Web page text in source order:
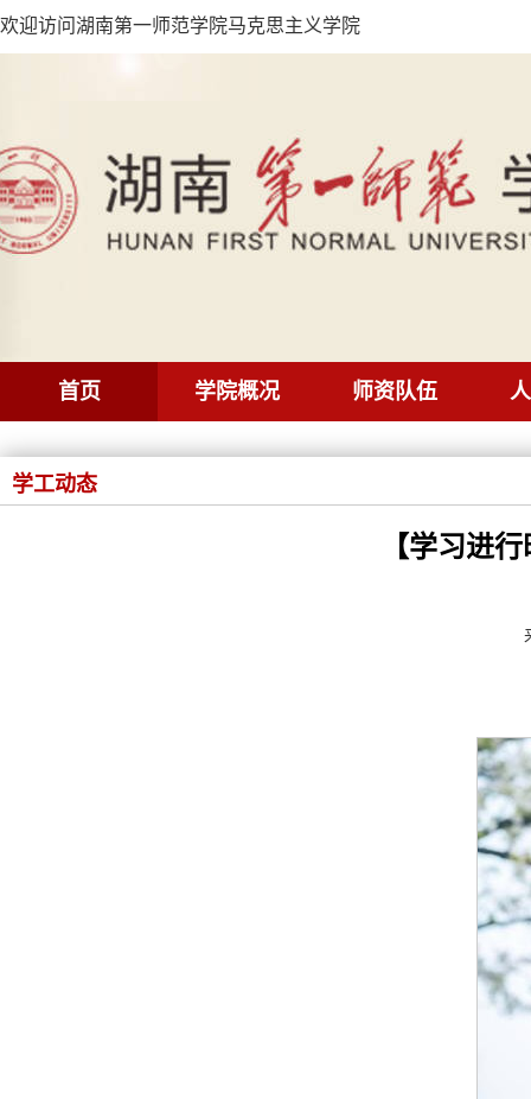
欢迎访问湖南第一师范学院马克思主义学院
首页 学院概况 师资队伍
学工动态
【学习进